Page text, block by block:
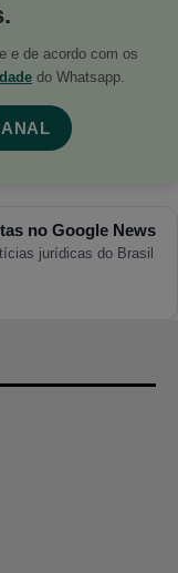
e de acordo com os
do Whatsapp.
no Google News
jurídicas do Brasil